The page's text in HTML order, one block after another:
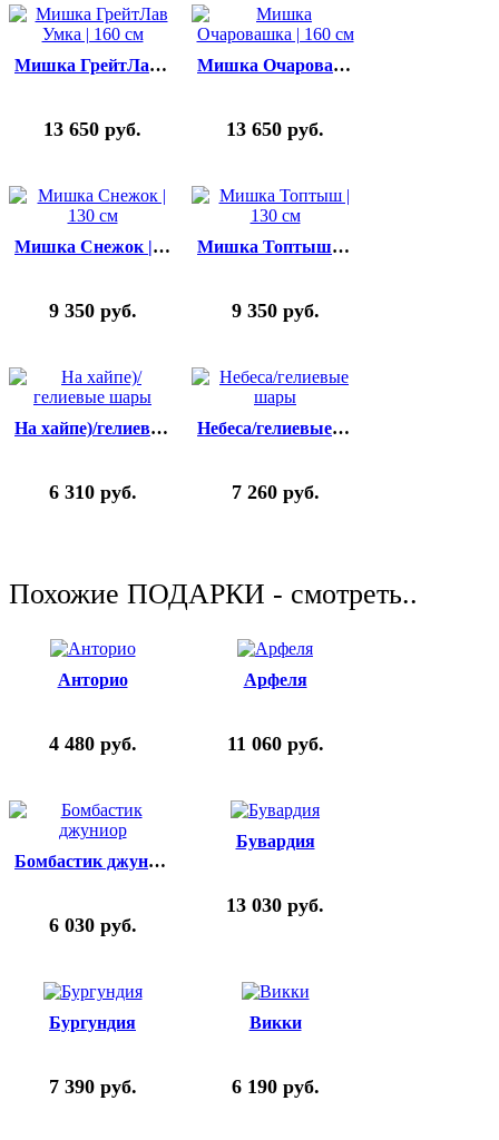
Мишка ГрейтЛав Умка | 160 cм
13 650 руб.
Мишка Очаровашка | 160 см
13 650 руб.
Мишка Снежок | 130 см
9 350 руб.
Мишка Топтыш | 130 см
9 350 руб.
На хайпе)/гелиевые шары
6 310 руб.
Небеса/гелиевые шары
7 260 руб.
Похожие ПОДАРКИ - смотреть..
Анторио
4 480 руб.
Арфеля
11 060 руб.
Бомбастик джуниор
6 030 руб.
Бувардия
13 030 руб.
Бургундия
7 390 руб.
Викки
6 190 руб.